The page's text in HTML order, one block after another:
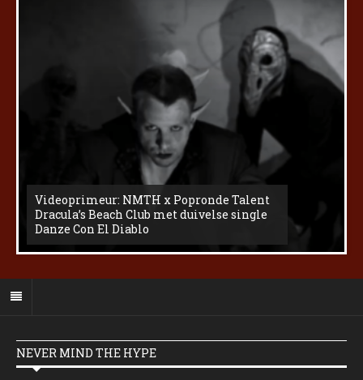
Videoprimeur: NMTH x Popronde Talent
Dracula’s Beach Club met duivelse single
Danze Con El Diablo
NEVER MIND THE HYPE